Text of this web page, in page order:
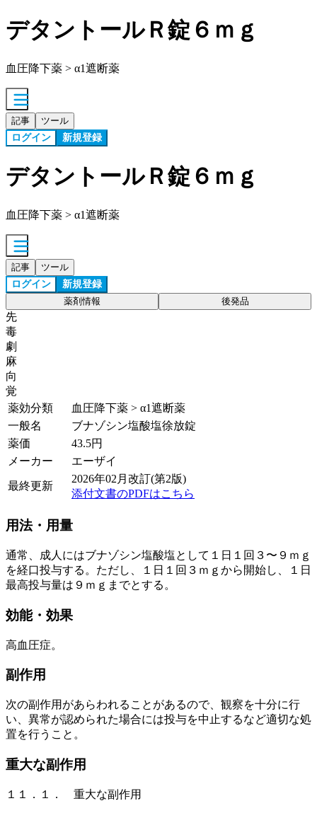
デタントールＲ錠６ｍｇ
血圧降下薬 > α1遮断薬
記事 ツール
ログイン 新規登録
デタントールＲ錠６ｍｇ
血圧降下薬 > α1遮断薬
記事 ツール
ログイン 新規登録
薬剤情報 後発品
先
毒
劇
麻
向
覚
薬効分類
血圧降下薬 > α1遮断薬
一般名
ブナゾシン塩酸塩徐放錠
薬価
43.5円
メーカー
エーザイ
最終更新
2026年02月改訂(第2版)
添付文書のPDFはこちら
用法・用量
通常、成人にはブナゾシン塩酸塩として１日１回３〜９ｍｇ
を経口投与する。ただし、１日１回３ｍｇから開始し、１日
最高投与量は９ｍｇまでとする。
効能・効果
高血圧症。
副作用
次の副作用があらわれることがあるので、観察を十分に行
い、異常が認められた場合には投与を中止するなど適切な処
置を行うこと。
重大な副作用
１１．１． 重大な副作用